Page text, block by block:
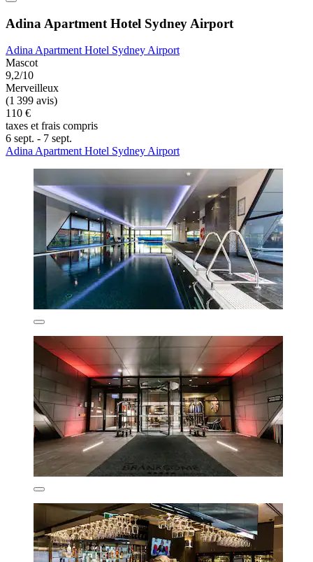
Adina Apartment Hotel Sydney Airport
Adina Apartment Hotel Sydney Airport
Mascot
9,2/10
Merveilleux
(1 399 avis)
110 €
taxes et frais compris
6 sept. - 7 sept.
Adina Apartment Hotel Sydney Airport